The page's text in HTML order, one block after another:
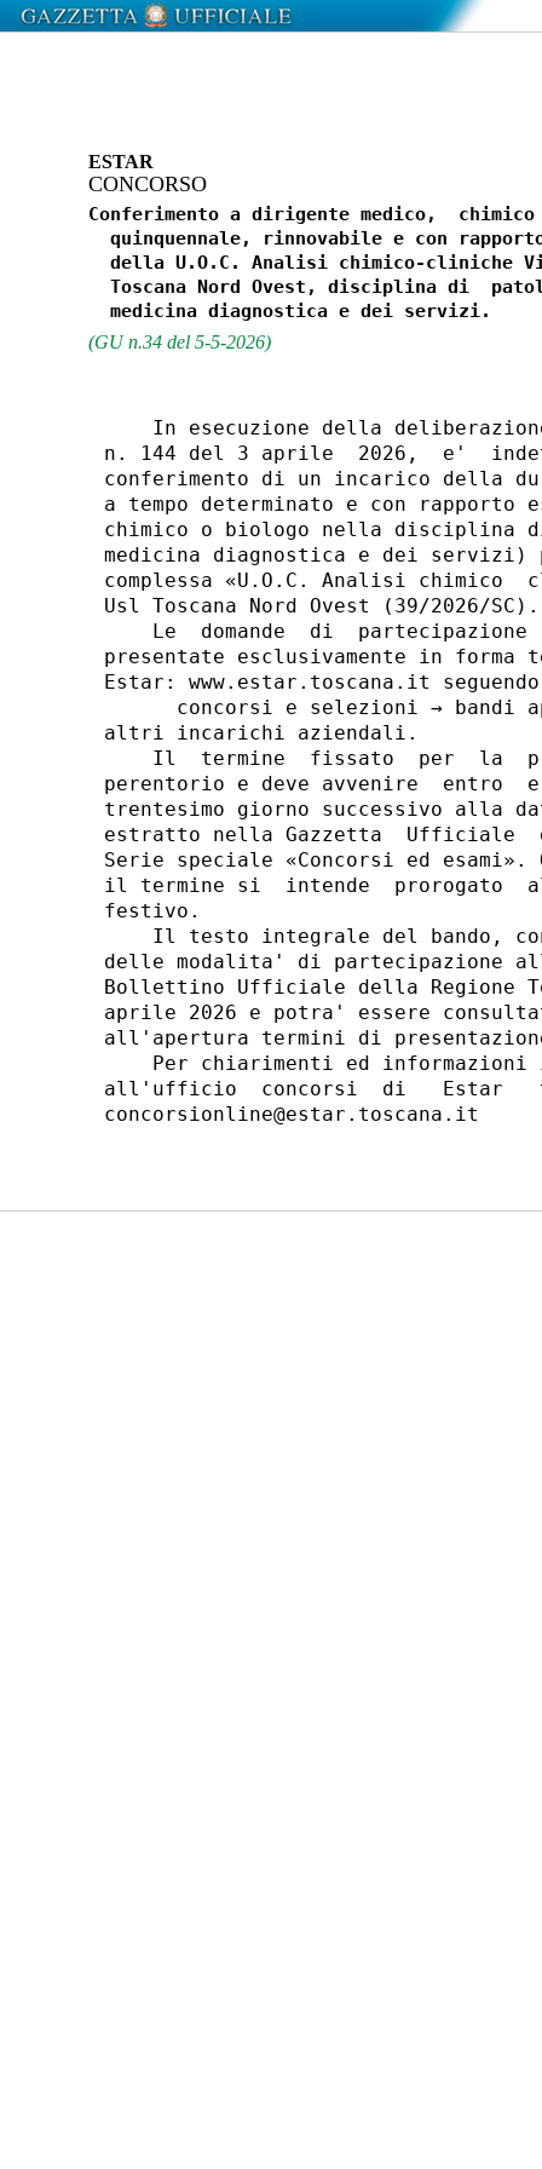
ESTAR
CONCORSO
Conferimento a dirigente medico,
quinquennale, rinnovabile e con
della U.O.C. Analisi chimico-cliniche
Toscana Nord Ovest, disciplina di
(GU n.34 del 5-5-2026)
In esecuzione della
n. 144 del 3 aprile  2026,  e'
conferimento di un incarico della
a tempo determinato e con
chimico o biologo nella disciplina
medicina diagnostica e dei
complessa «U.O.C. Analisi chimico
Usl Toscana Nord Ovest (39/2026/
Le  domande  di  partecipazione
presentate esclusivamente in
Estar: www.estar.toscana.it
concorsi e selezioni → bandi
altri incarichi aziendali.
Il  termine  fissato  per  la
perentorio e deve avvenire
trentesimo giorno successivo alla
estratto nella Gazzetta  Ufficiale
Serie speciale «Concorsi ed
il termine si  intende  prorogato
festivo.
Il testo integrale del bando,
delle modalita' di partecipazione
Bollettino Ufficiale della Regione
aprile 2026 e potra' essere
all'apertura termini di
Per chiarimenti ed informazioni
all'ufficio  concorsi  di   Estar
concorsionline@estar.toscana.it